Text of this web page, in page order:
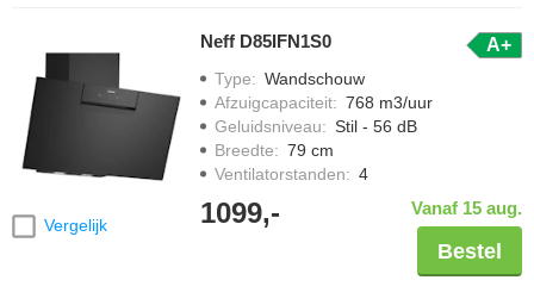
Vergelijk
Neff D85IFN1S0 A+
Type: Wandschouw
Afzuigcapaciteit: 768 m3/uur
Geluidsniveau: Stil - 56 dB
Breedte: 79 cm
Ventilatorstanden: 4
1099,- Vanaf 15 aug.
Bestel